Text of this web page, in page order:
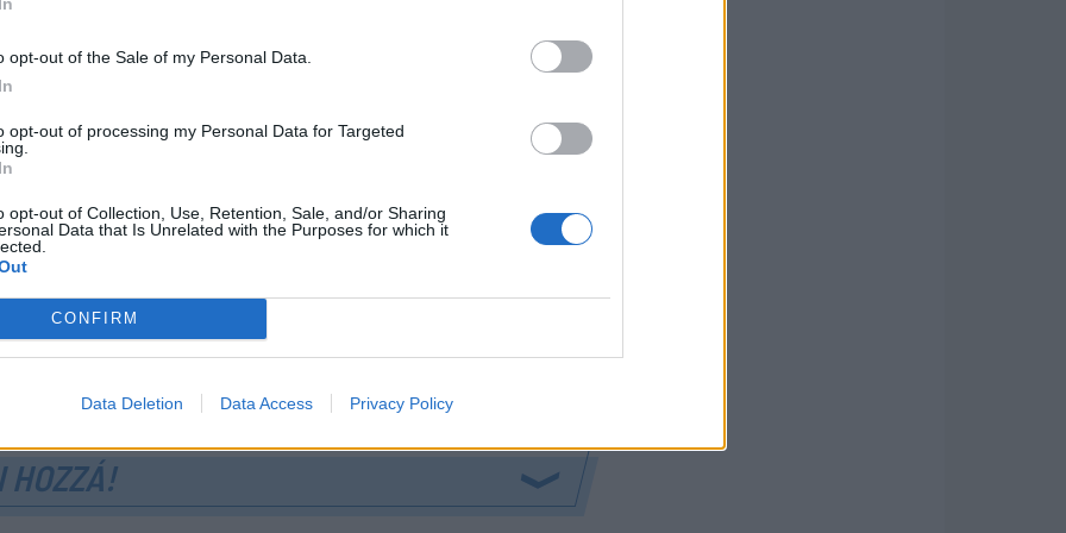
opt-out of the Sale of my Personal Data.
opt-out of processing my Personal Data for Targeted
opt-out of Collection, Use, Retention, Sale, and/or Sharing
Data that Is Unrelated with the Purposes for which it
CONFIRM
Data Deletion Data Access Privacy Policy
is átalakul
gyökeres változásokat tervez Diószegi László
mutatja az is, hogy a játékoskeret mellett a háttérstáb is
OSK szakmai csapatához.
letette a nemzetközi játékosügynöki vizsgát. Labdarúgóként
megfordult, többek között a Marosvásárhelyi Iskolás
Rocar, a Zimbrul Kisinyov és a Marosvásárhelyi FCM
tapasztalattal is rendelkezik: dolgozott klubigazgatóként
Olimpiánál, valamint sportigazgatóként a Marosvásárhelyi
HOZZÁ!